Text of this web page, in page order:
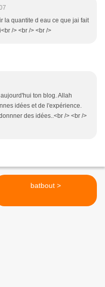
la quantite d eau ce que jai fait
/> <br /> <br />
ton blog. Allah
idées et de l'expérience.
des idées..<br /> <br />
batbout >